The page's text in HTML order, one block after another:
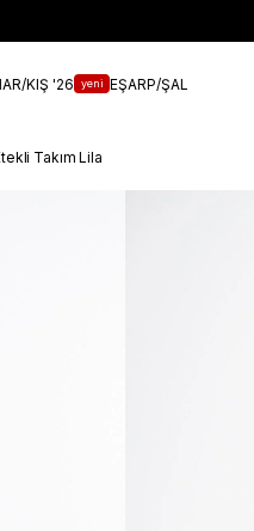
KIŞ '26 yeni EŞARP/ŞAL
Takım Lila